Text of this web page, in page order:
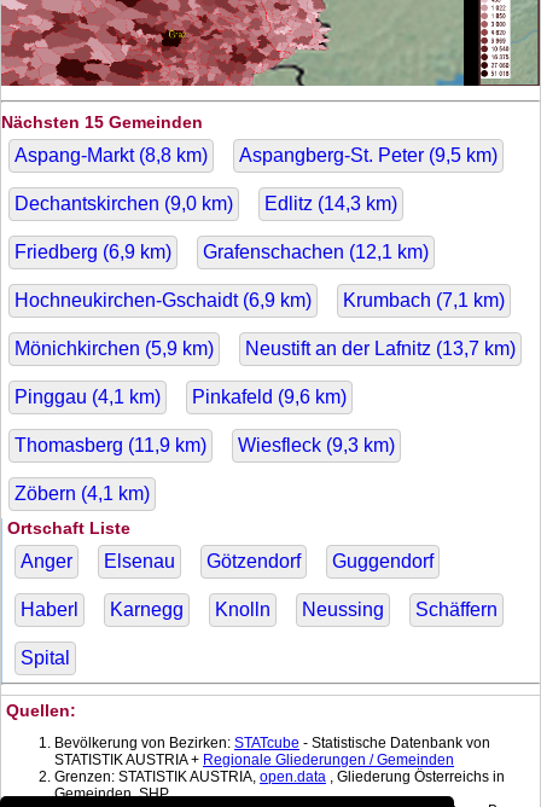
Nächsten 15 Gemeinden
Aspang-Markt (8,8 km) Aspangberg-St. Peter (9,5 km)
Dechantskirchen (9,0 km) Edlitz (14,3 km)
Friedberg (6,9 km) Grafenschachen (12,1 km)
Hochneukirchen-Gschaidt (6,9 km) Krumbach (7,1 km)
Mönichkirchen (5,9 km) Neustift an der Lafnitz (13,7 km)
Pinggau (4,1 km) Pinkafeld (9,6 km)
Thomasberg (11,9 km) Wiesfleck (9,3 km)
Zöbern (4,1 km)
Ortschaft Liste
Anger Elsenau Götzendorf Guggendorf
Haberl Karnegg Knolln Neussing Schäffern
Spital
Quellen:
Bevölkerung von Bezirken: STATcube - Statistische Datenbank von
STATISTIK AUSTRIA + Regionale Gliederungen / Gemeinden
Grenzen: STATISTIK AUSTRIA, open.data , Gliederung Österreichs in
Gemeinden, SHP